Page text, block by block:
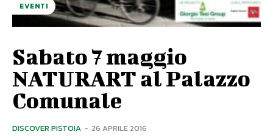
EVENTI
Sabato 7 maggio
NATURART al Palazzo
Comunale
DISCOVER PISTOIA - 26 APRILE 2016